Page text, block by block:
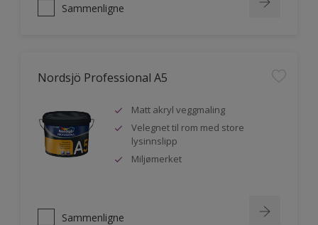
Sammenligne
Nordsjö Professional A5
Matt akryl veggmaling
Velegnet til rom med store
lysinnslipp
Miljømerket
Sammenligne